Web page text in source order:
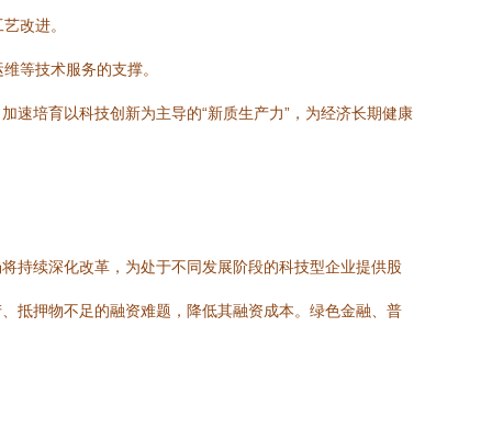
改进。
等技术服务的支撑。
速培育以科技创新为主导的“新质生产力”，为经济长期健康
持续深化改革，为处于不同发展阶段的科技型企业提供股
抵押物不足的融资难题，降低其融资成本。绿色金融、普